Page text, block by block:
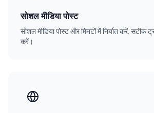
सोशल मीडिया पोस्ट
सोशल मीडिया पोस्ट और मिनटों में निर्यात करें, सटीक
करें।